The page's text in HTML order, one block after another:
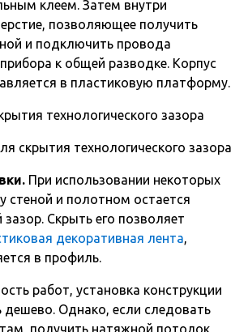
клеем. Затем внутри
позволяющее получить
и подключить провода
к общей разводке. Корпус
в пластиковую платформу.
скрытия технологического зазора
При использовании некоторых
стеной и полотном остается
зазор. Скрыть его позволяет
декоративная лента,
в профиль.
работ, установка конструкции
дешево. Однако, если следовать